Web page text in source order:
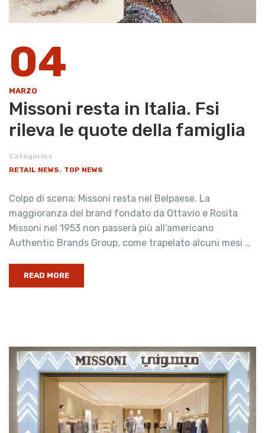
04
MARZO
Missoni resta in Italia. Fsi
rileva le quote della famiglia
Categories
RETAIL NEWS, TOP NEWS
Colpo di scena: Missoni resta nel Belpaese. La
maggioranza del brand fondato da Ottavio e Rosita
Missoni nel 1953 non passerà più all’americano
Authentic Brands Group, come trapelato alcuni mesi …
READ MORE